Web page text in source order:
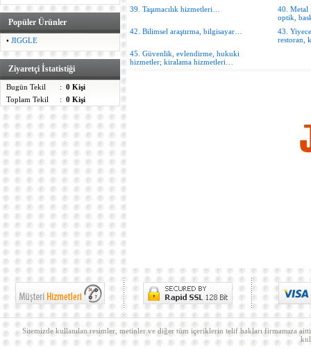
Popüler Ürünler
• JIGGLE
Ziyaretçi İstatistiği
Bugün Tekil : 0 Kişi
Toplam Tekil
: 0 Kişi
39. Taşımacılık hizmetleri…
40. Metal
optik,
42. Bilimsel araştırma, bilgisayar…
43.
restoran,
45. Güvenlik, evlendirme, hukuki
hizmetler; kiralama hizmetleri…
Sitemizde kullanılan resimler, metinler ve diğer tüm içeriklerin telif hakları firmamıza